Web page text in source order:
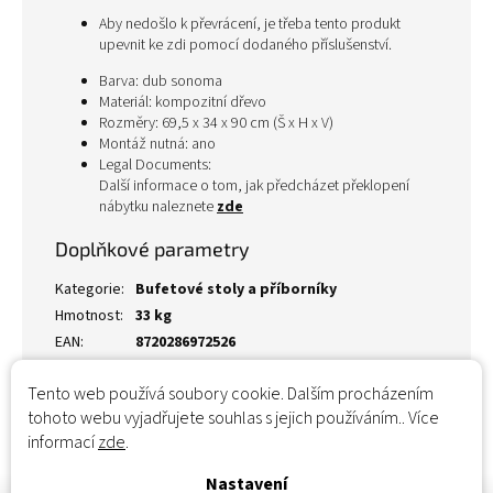
Tento web používá soubory cookie. Dalším procházením
tohoto webu vyjadřujete souhlas s jejich používáním.. Více
informacízde.
Nastavení
Aby nedošlo k převrácení, je třeba tento produkt
upevnit ke zdi pomocí dodaného příslušenství.
Barva: dub sonoma
Materiál: kompozitní dřevo
Rozměry: 69,5 x 34 x 90 cm (Š x H x V)
Montáž nutná: ano
Legal Documents:
Další informace o tom, jak předcházet překlopení
nábytku naleznetezde
Doplňkové parametry
Kategorie: Bufetové stoly a příborníky
Hmotnost: 33 kg
EAN: 8720286972526